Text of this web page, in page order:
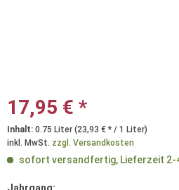
17,95 € *
Inhalt: 0.75 Liter (23,93 € * / 1 Liter)
inkl. MwSt. zzgl. Versandkosten
sofort versandfertig, Lieferzeit 2-